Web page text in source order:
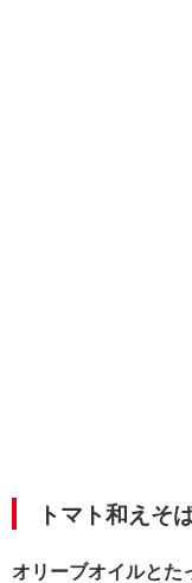
トマト和えそ
オリーブオイルとた